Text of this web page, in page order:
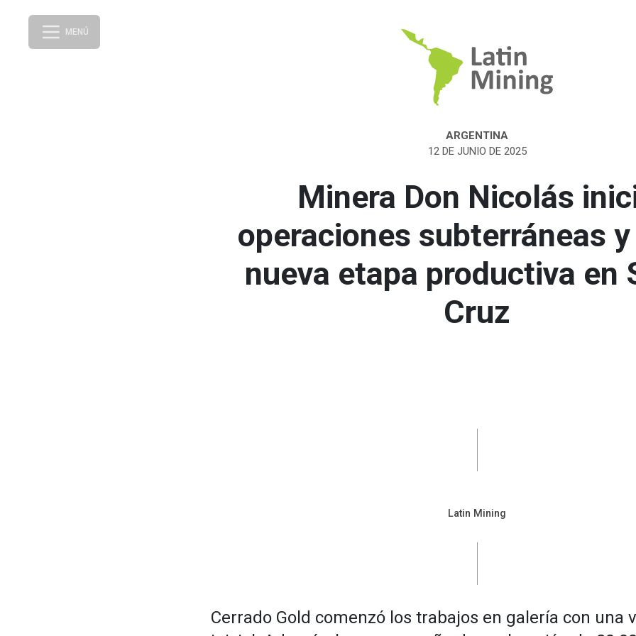
MENÚ
ARGENTINA
12 DE JUNIO DE 2025
Minera Don Nicolás
operaciones subterráneas
nueva etapa productiva en
Cruz
Latin Mining
Cerrado Gold comenzó los trabajos en galería con una